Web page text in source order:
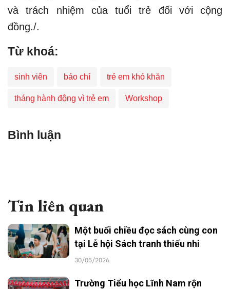
và trách nhiệm của tuổi trẻ đối với cộng
đồng./.
Từ khoá:
sinh viên báo chí trẻ em khó khăn
tháng hành động vì trẻ em Workshop
Bình luận
Tin liên quan
Một buổi chiều đọc sách cùng con
tại Lễ hội Sách tranh thiếu nhi
30/05/2026
Trường Tiểu học Lĩnh Nam rộn